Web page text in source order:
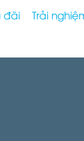
đãi Trải